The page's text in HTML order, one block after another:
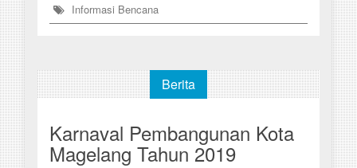
Informasi Bencana
Berita
Karnaval Pembangunan Kota
Magelang Tahun 2019